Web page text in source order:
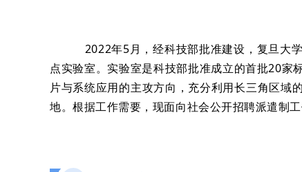
2022年5月，经科技部批准建设，复旦大
点实验室。 实验室是科技部批准成立的首批20家
片与系统应用的主攻方向，充分利用长三角区域
地。根据工作需要，现面向社会公开招聘派遣制